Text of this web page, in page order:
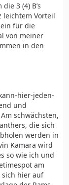
3 (4) B’s
Vorteil
für die
von meiner
in den
hier-jeden-
und
schwächsten,
die sich
werden in
Kamara wird
so wie ich und
am
sich hier auf